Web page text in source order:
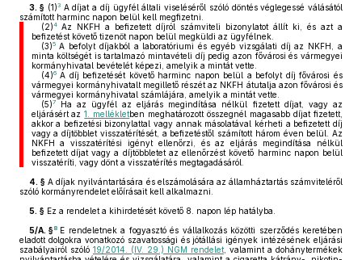
3. § (1)3A díjat a díj ügyfél általi viseléséről szóló döntés véglegessé válásától
számított harminc napon belül kell megfizetni.
(2)4Az NKFH a befizetett díjról számviteli bizonylatot állít ki, és azt a
befizetést követő tizenöt napon belül megküldi az ügyfélnek.
(3)5A befolyt díjakból a laboratóriumi és egyéb vizsgálati díj az NKFH, a
minta költségét is tartalmazó mintavételi díj pedig azon fővárosi és vármegyei
kormányhivatal bevételét képezi, amelyik a mintát vette.
(4)6A díj befizetését követő harminc napon belül a befolyt díj fővárosi és
vármegyei kormányhivatalt megillető részét az NKFH átutalja azon fővárosi és
vármegyei kormányhivatal számlájára, amelyik a mintát vette.
(5)7Ha az ügyfél az eljárás megindítása nélkül fizetett díjat, vagy az
eljárásért az1. mellékletben meghatározott összegnél magasabb díjat fizetett,
akkor a befizetési bizonylattal vagy annak másolatával kérheti a befizetett díj
vagy a díjtöbblet visszatérítését, a befizetéstől számított három éven belül. Az
NKFH a visszatérítési igényt ellenőrzi, és az eljárás megindítása nélkül
befizetett díjat vagy a díjtöbbletet az ellenőrzést követő harminc napon belül
visszatéríti, vagy dönt a visszatérítés megtagadásáról.
4. § A díjak nyilvántartására és elszámolására az államháztartás számviteléről
szóló kormányrendelet előírásait kell alkalmazni.
5. § Ez a rendelet a kihirdetését követő 8. napon lép hatályba.
5/A. §8 E rendeletnek a fogyasztó és vállalkozás közötti szerződés keretében
eladott dolgokra vonatkozó szavatossági és jótállási igények intézésének eljárási
szabályairól szóló 19/2014. (IV. 29.) NGM rendelet , valamint a dohánytermékek